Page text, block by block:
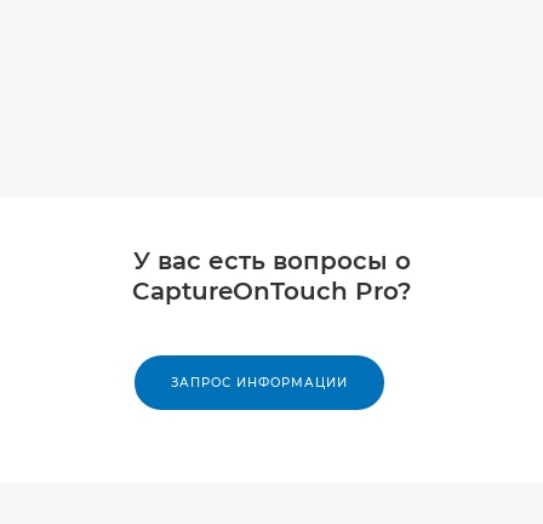
У вас есть вопросы о
CaptureOnTouch Pro?
ЗАПРОС ИНФОРМАЦИИ